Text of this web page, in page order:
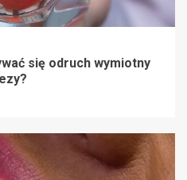
się odruch wymiotny